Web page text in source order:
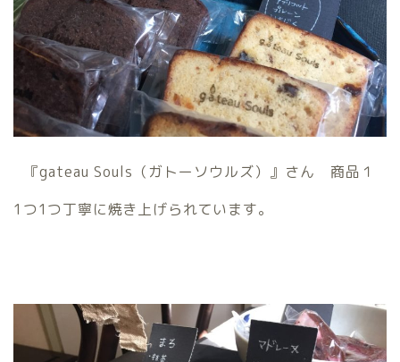
『gateau Souls（ガトーソウルズ）』さん 商品１
1つ1つ丁寧に焼き上げられています。